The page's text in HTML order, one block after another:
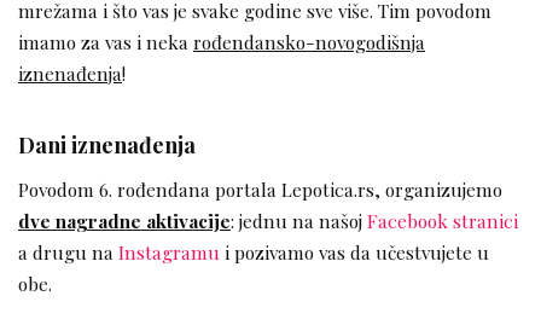
mrežama i što vas je svake godine sve više. Tim povodom
imamo za vas i neka rođendansko-novogodišnja
iznenađenja!
Dani iznenađenja
Povodom 6. rođendana portala Lepotica.rs, organizujemo
dve nagradne aktivacije: jednu na našojFacebook stranici
a drugu naInstagramu i pozivamo vas da učestvujete u
obe.